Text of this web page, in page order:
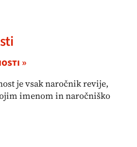
»
je vsak naročnik revije,
imenom in naročniško